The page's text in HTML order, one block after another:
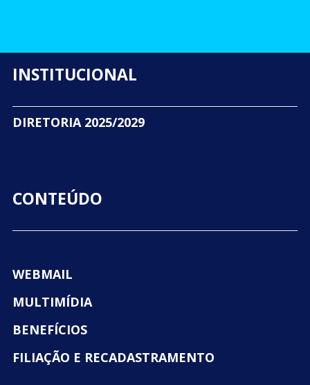
INSTITUCIONAL
DIRETORIA 2025/2029
CONTEÚDO
WEBMAIL
MULTIMÍDIA
BENEFÍCIOS
FILIAÇÃO E RECADASTRAMENTO